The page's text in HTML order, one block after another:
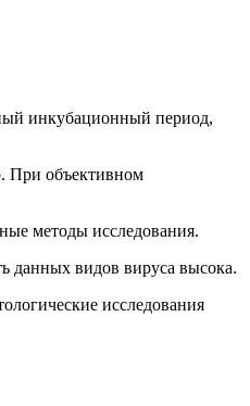
инкубационный период,
При объективном
методы исследования.
данных видов вируса высока.
исследования